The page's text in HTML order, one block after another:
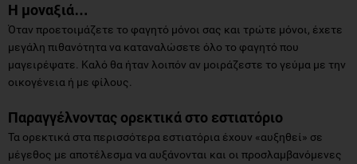
Η μοναξιά…
Όταν προετοιμάζετε το φαγητό μόνοι σας και τρώτε μόνοι, έχετε
μεγάλη πιθανότητα να καταναλώσετε όλο το φαγητό που
μαγειρέψατε. Καλό θα ήταν λοιπόν αν μοιράζεστε το γεύμα με την
οικογένεια ή με φίλους.
Παραγγέλνοντας ορεκτικά στο εστιατόριο
Τα ορεκτικά στα περισσότερα εστιατόρια έχουν «αυξηθεί» σε
μέγεθος με αποτέλεσμα να αυξάνονται και οι προσλαμβανόμενες